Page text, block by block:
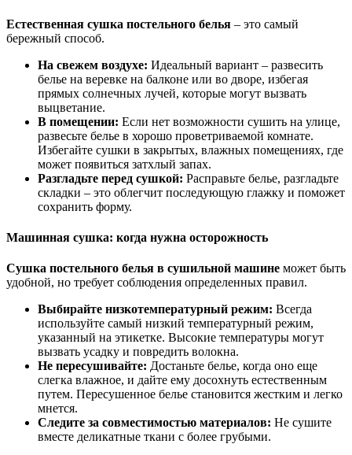
Естественная сушка постельного белья – это самый
бережный способ.
На свежем воздухе: Идеальный вариант – развесить
белье на веревке на балконе или во дворе, избегая
прямых солнечных лучей, которые могут вызвать
выцветание.
В помещении: Если нет возможности сушить на улице,
развесьте белье в хорошо проветриваемой комнате.
Избегайте сушки в закрытых, влажных помещениях, где
может появиться затхлый запах.
Разгладьте перед сушкой: Расправьте белье, разгладьте
складки – это облегчит последующую глажку и поможет
сохранить форму.
Машинная сушка: когда нужна осторожность
Сушка постельного белья в сушильной машине может быть
удобной, но требует соблюдения определенных правил.
Выбирайте низкотемпературный режим: Всегда
используйте самый низкий температурный режим,
указанный на этикетке. Высокие температуры могут
вызвать усадку и повредить волокна.
Не пересушивайте: Достаньте белье, когда оно еще
слегка влажное, и дайте ему досохнуть естественным
путем. Пересушенное белье становится жестким и легко
мнется.
Следите за совместимостью материалов: Не сушите
вместе деликатные ткани с более грубыми.